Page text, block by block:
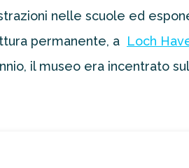
nelle scuole ed
permanente, a Loch
il museo era incentrato